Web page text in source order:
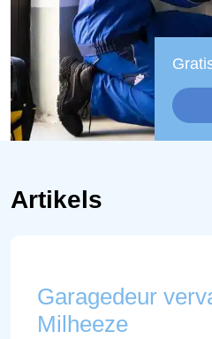
Artikels
Garagedeur
Milheeze